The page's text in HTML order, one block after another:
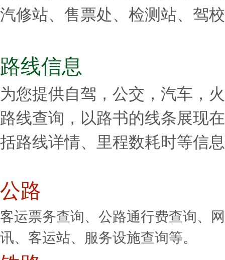
汽修站、售票处、检测站、驾
路线信息
为您提供自驾，公交，汽车，
路线查询，以路书的线条展现
括路线详情、里程数耗时等信
公路
客运票务查询、公路通行费查询、
讯、客运站、服务设施查询等。